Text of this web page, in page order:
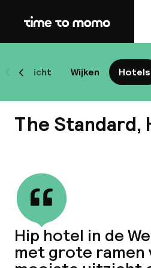
Home
Overzicht Wijken Hotels
Scroll naar links
The Standard,
Hip hotel in de
met grote ramen